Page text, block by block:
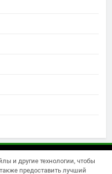
для WordPress 2026.
и другие технологии, чтобы
предоставить лучший